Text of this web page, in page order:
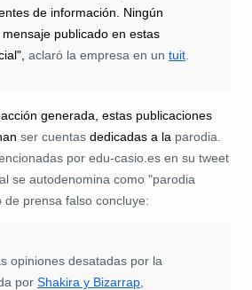
de información. Ningún
publicado en estas
aclaró la empresa en un tuit
generada, estas publicaciones
ser cuentas dedicadas a la parodia.
por edu-casio.es en su tweet
se autodenomina como "parodia
de prensa falso concluye:
opiniones desatadas por la
por Shakira y Bizarrap